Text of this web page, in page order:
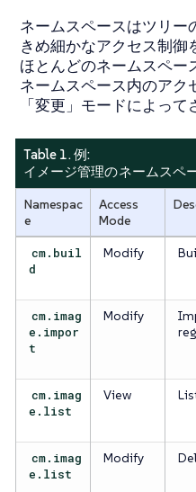
ネームスペースはツリー
きめ細かなアクセス制御
ほとんどのネームスペー
ネームスペース内のアク
「変更」モードによって
Table 1. 例:
イメージ管理のネームスペ
Namespac
e
Access
Mode
cm.buil
d
Modify
cm.imag
e.impor
t
Modify
cm.imag
e.list
View
cm.imag
e.list
Modify